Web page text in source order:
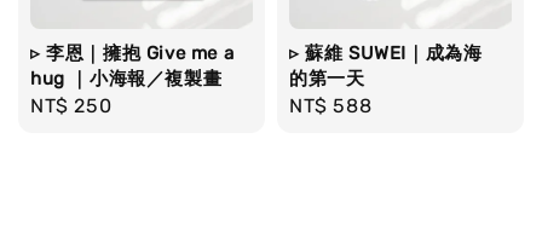
▹ 李恩｜擁抱 Give me a
hug ｜小海報／複製畫
Regular
NT$ 250
▹ 蘇維 SUWEI｜成為海
的第一天
Regular
NT$ 588